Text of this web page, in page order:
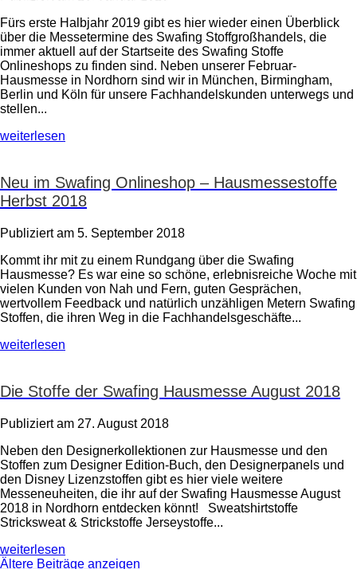
Fürs erste Halbjahr 2019 gibt es hier wieder einen Überblick
über die Messetermine des Swafing Stoffgroßhandels, die
immer aktuell auf der Startseite des Swafing Stoffe
Onlineshops zu finden sind. Neben unserer Februar-
Hausmesse in Nordhorn sind wir in München, Birmingham,
Berlin und Köln für unsere Fachhandelskunden unterwegs und
stellen...
weiterlesen
Neu im Swafing Onlineshop – Hausmessestoffe
Herbst 2018
Publiziert am 5. September 2018
Kommt ihr mit zu einem Rundgang über die Swafing
Hausmesse? Es war eine so schöne, erlebnisreiche Woche mit
vielen Kunden von Nah und Fern, guten Gesprächen,
wertvollem Feedback und natürlich unzähligen Metern Swafing
Stoffen, die ihren Weg in die Fachhandelsgeschäfte...
weiterlesen
Die Stoffe der Swafing Hausmesse August 2018
Publiziert am 27. August 2018
Neben den Designerkollektionen zur Hausmesse und den
Stoffen zum Designer Edition-Buch, den Designerpanels und
den Disney Lizenzstoffen gibt es hier viele weitere
Messeneuheiten, die ihr auf der Swafing Hausmesse August
2018 in Nordhorn entdecken könnt! Sweatshirtstoffe
Stricksweat & Strickstoffe Jerseystoffe...
weiterlesen
Ältere Beiträge anzeigen